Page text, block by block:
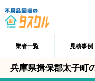
業者一覧 見積事例
兵庫県揖保郡太子町